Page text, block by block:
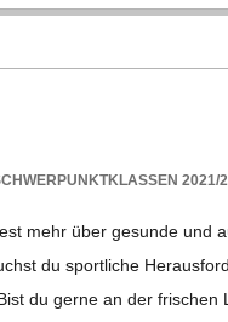
2021/
mehr über gesunde und
du sport­li­che
du gerne an der